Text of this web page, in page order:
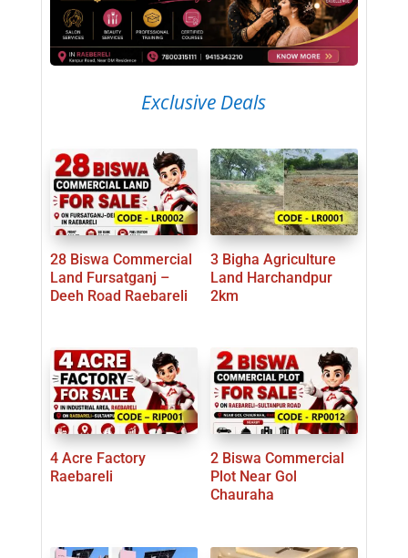
Exclusive Deals
28 Biswa Commercial
Land Fursatganj –
Deeh Road Raebareli
3 Bigha Agriculture
Land Harchandpur
2km
4 Acre Factory
Raebareli
2 Biswa Commercial
Plot Near Gol
Chauraha